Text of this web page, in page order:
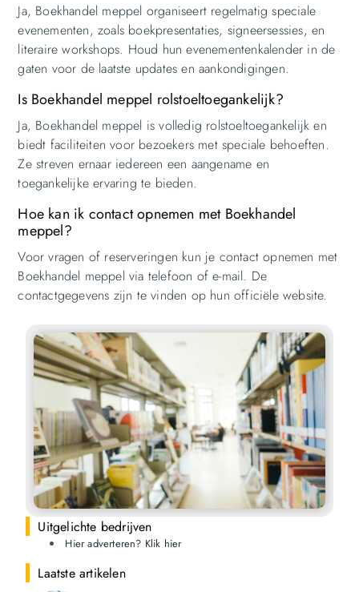
Ja, Boekhandel meppel organiseert regelmatig speciale
evenementen, zoals boekpresentaties, signeersessies, en
literaire workshops. Houd hun evenementenkalender in de
gaten voor de laatste updates en aankondigingen.
Is Boekhandel meppel rolstoeltoegankelijk?
Ja, Boekhandel meppel is volledig rolstoeltoegankelijk en
biedt faciliteiten voor bezoekers met speciale behoeften.
Ze streven ernaar iedereen een aangename en
toegankelijke ervaring te bieden.
Hoe kan ik contact opnemen met Boekhandel
meppel?
Voor vragen of reserveringen kun je contact opnemen met
Boekhandel meppel via telefoon of e-mail. De
contactgegevens zijn te vinden op hun officiële website.
Uitgelichte bedrijven
Hier adverteren? Klik hier
Laatste artikelen